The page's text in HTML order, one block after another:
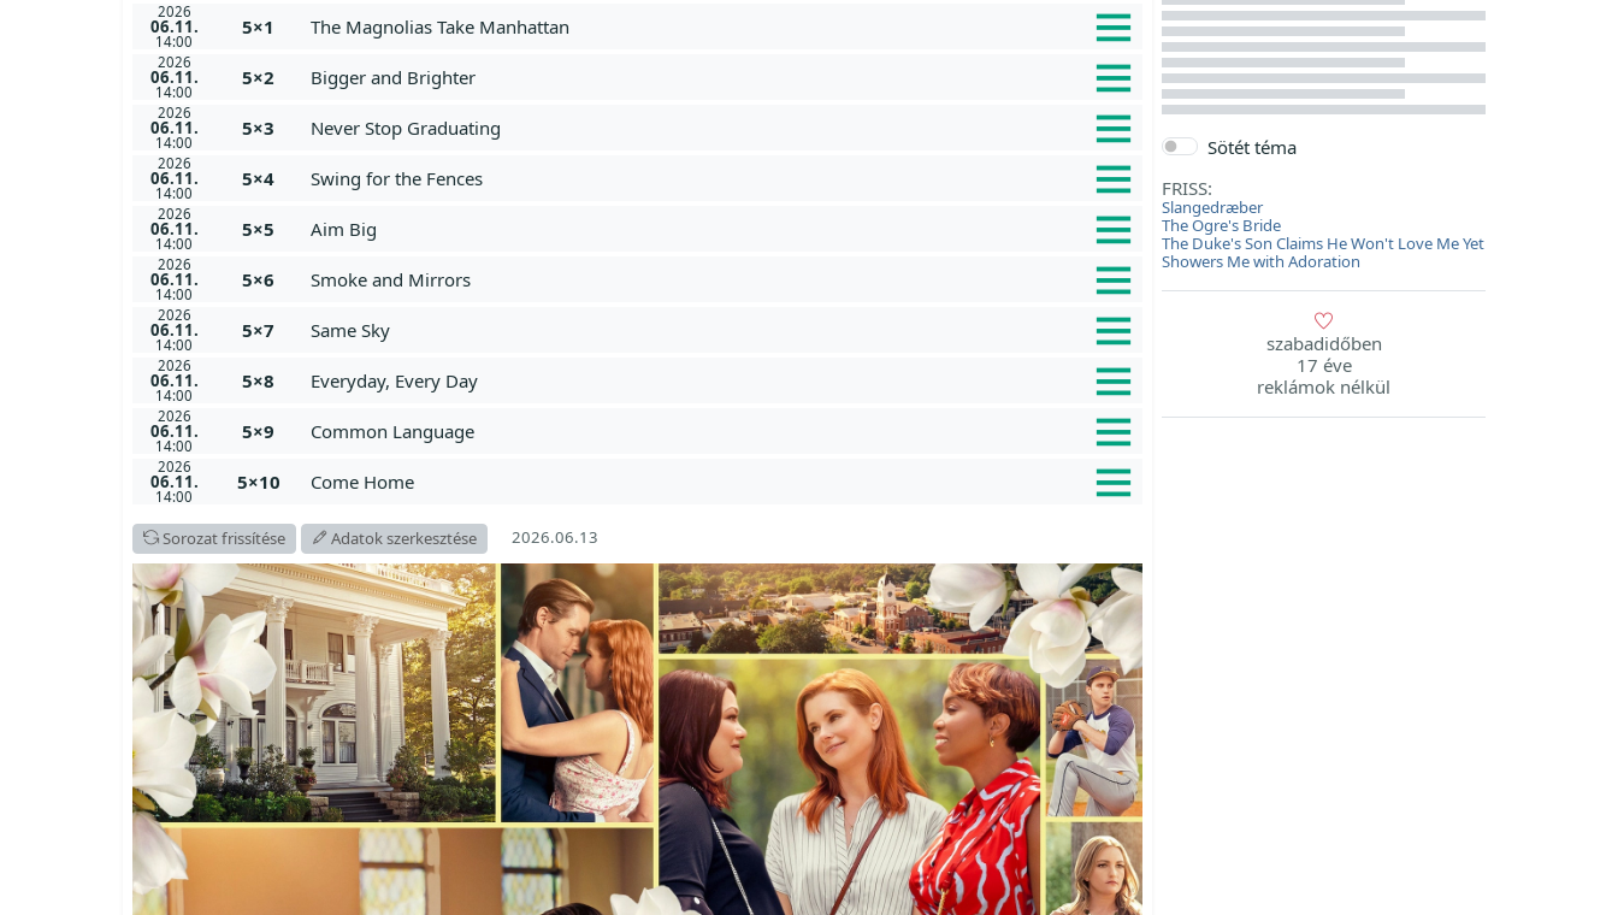
2026
06.11.
14:00
5×1 The Magnolias Take Manhattan
2026
06.11.
14:00
5×2 Bigger and Brighter
2026
06.11.
14:00
5×3 Never Stop Graduating
2026
06.11.
14:00
5×4 Swing for the Fences
2026
06.11.
14:00
5×5 Aim Big
2026
06.11.
14:00
5×6 Smoke and Mirrors
2026
06.11.
14:00
5×7 Same Sky
2026
06.11.
14:00
5×8 Everyday, Every Day
2026
06.11.
14:00
5×9 Common Language
2026
06.11.
14:00
5×10 Come Home
Sorozat frissítése Adatok szerkesztése 2026.06.13
Sötét téma
FRISS:
Slangedræber
The Ogre's Bride
The Duke's Son Claims He Won't Love Me Yet
Showers Me with Adoration
szabadidőben
17 éve
reklámok nélkül